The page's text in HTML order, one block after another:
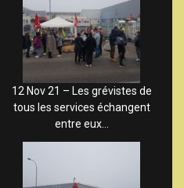
12 Nov 21 – Les grévistes de
tous les services échangent
entre eux…